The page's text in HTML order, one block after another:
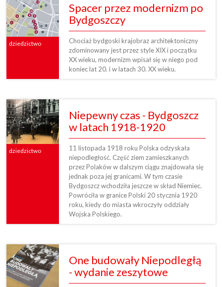
dziedzictwo
Spacer przez modernizm po
Bydgoszczy
Chociaż bydgoski krajobraz architektoniczny
zdominowany jest przez style XIX i początku
XX wieku, modernizm wpisał się w niego pod
koniec lat 20. i w latach 30. XX wieku.
dziedzictwo
Niepewny czas - Bydgoszcz
w latach 1918-1920
11 listopada 1918 roku Polska odzyskała
niepodległość. Część ziem zamieszkanych
przez Polaków w dalszym ciągu znajdowała się
jednak poza jej granicami. W tym czasie
Bydgoszcz wchodziła jeszcze w skład Niemiec.
Powróciła w granice Polski 20 stycznia 1920
roku, kiedy do miasta wkroczyły oddziały
Wojska Polskiego.
One budowały Niepodległą
- wydanie zeszytowe